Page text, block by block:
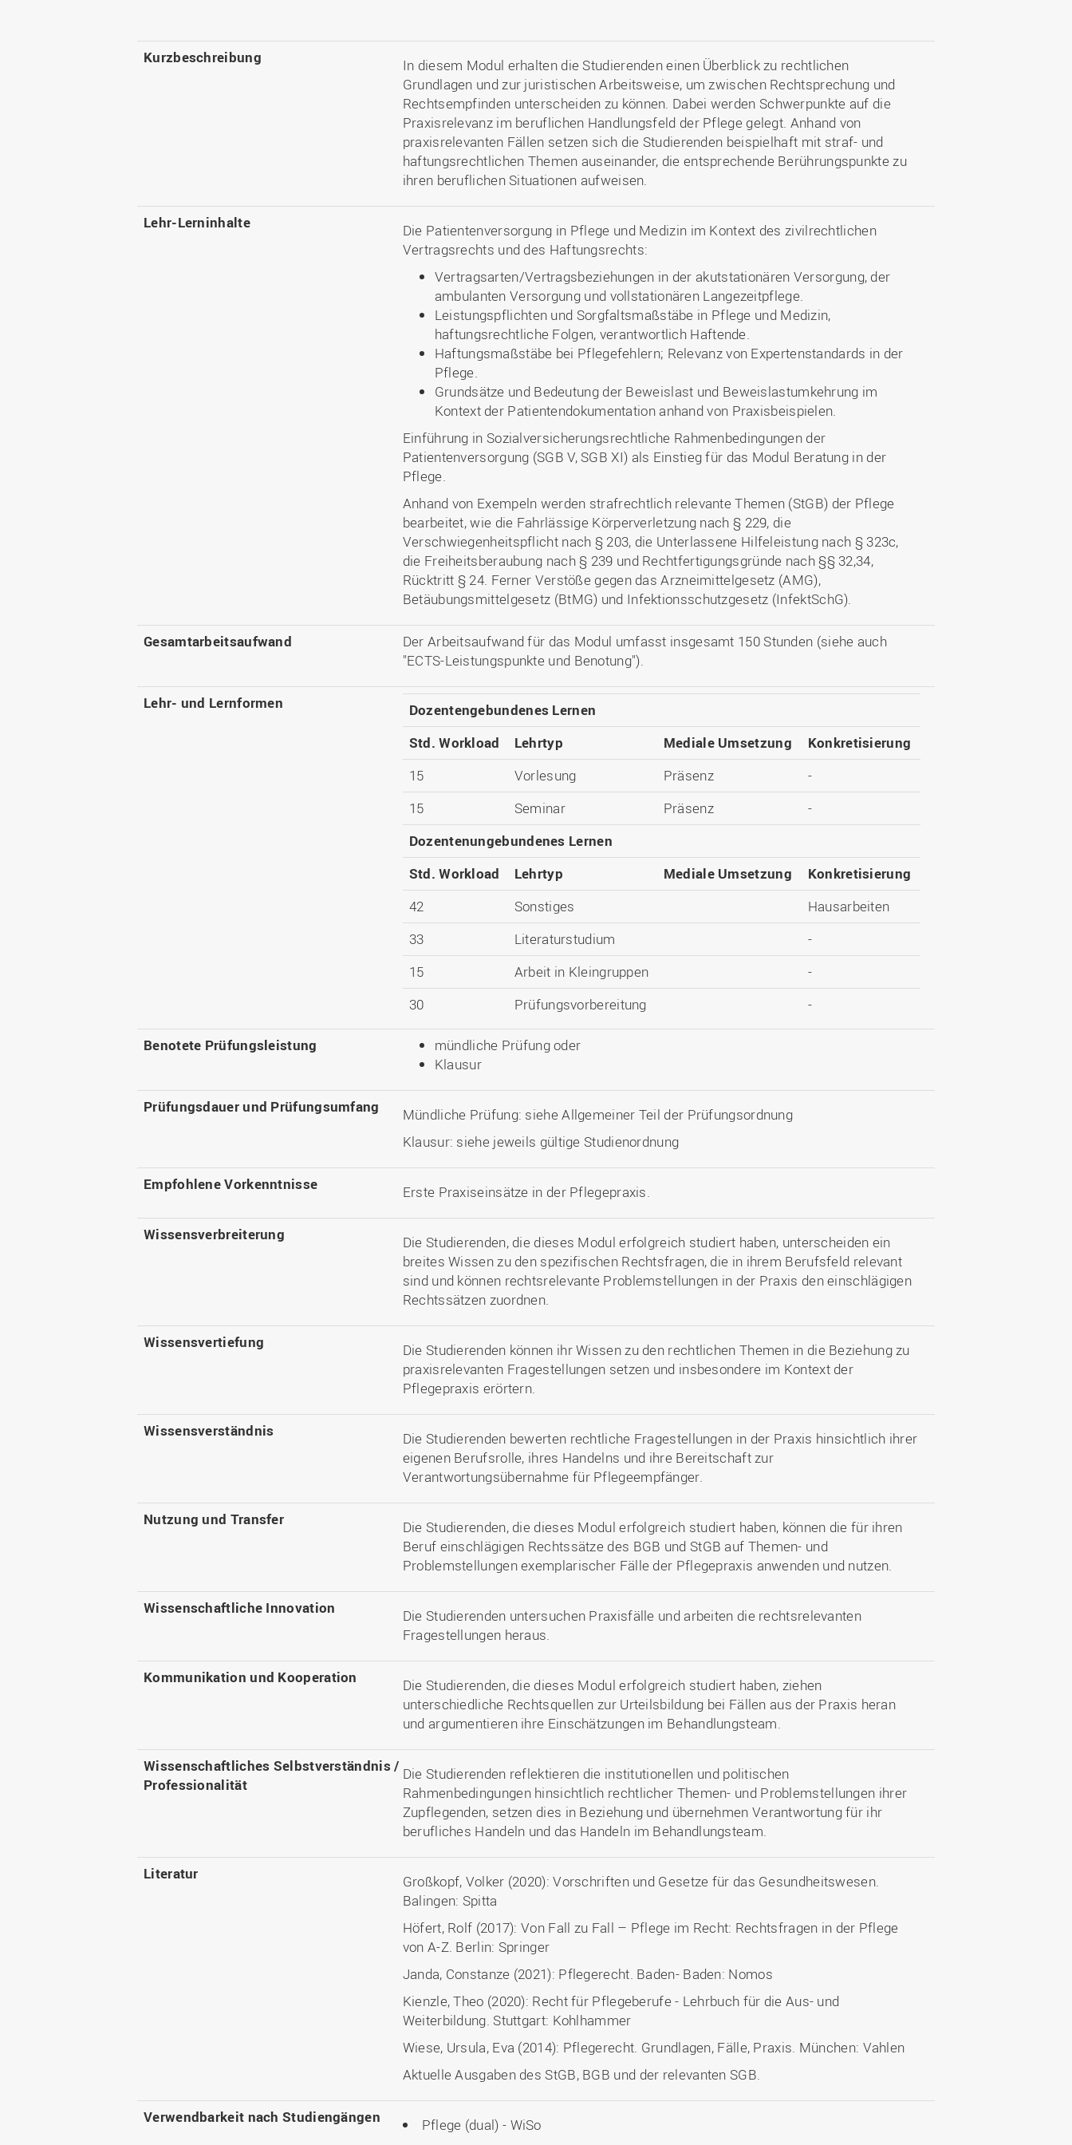
Kurzbeschreibung
In diesem Modul erhalten die Studierenden einen Überblick zu rechtlichen
Grundlagen und zur juristischen Arbeitsweise, um zwischen Rechtsprechung und
Rechtsempfinden unterscheiden zu können. Dabei werden Schwerpunkte auf die
Praxisrelevanz im beruflichen Handlungsfeld der Pflege gelegt. Anhand von
praxisrelevanten Fällen setzen sich die Studierenden beispielhaft mit straf- und
haftungsrechtlichen Themen auseinander, die entsprechende Berührungspunkte zu
ihren beruflichen Situationen aufweisen.
Lehr-Lerninhalte
Die Patientenversorgung in Pflege und Medizin im Kontext des zivilrechtlichen
Vertragsrechts und des Haftungsrechts:
Vertragsarten/Vertragsbeziehungen in der akutstationären Versorgung, der
ambulanten Versorgung und vollstationären Langezeitpflege.
Leistungspflichten und Sorgfaltsmaßstäbe in Pflege und Medizin,
haftungsrechtliche Folgen, verantwortlich Haftende.
Haftungsmaßstäbe bei Pflegefehlern; Relevanz von Expertenstandards in der
Pflege.
Grundsätze und Bedeutung der Beweislast und Beweislastumkehrung im
Kontext der Patientendokumentation anhand von Praxisbeispielen.
Einführung in Sozialversicherungsrechtliche Rahmenbedingungen der
Patientenversorgung (SGB V, SGB XI) als Einstieg für das Modul Beratung in der
Pflege.
Anhand von Exempeln werden strafrechtlich relevante Themen (StGB) der Pflege
bearbeitet, wie die Fahrlässige Körperverletzung nach § 229, die
Verschwiegenheitspflicht nach § 203, die Unterlassene Hilfeleistung nach § 323c,
die Freiheitsberaubung nach § 239 und Rechtfertigungsgründe nach §§ 32,34,
Rücktritt § 24. Ferner Verstöße gegen das Arzneimittelgesetz (AMG),
Betäubungsmittelgesetz (BtMG) und Infektionsschutzgesetz (InfektSchG).
Gesamtarbeitsaufwand
Der Arbeitsaufwand für das Modul umfasst insgesamt 150 Stunden (siehe auch
"ECTS-Leistungspunkte und Benotung").
Lehr- und Lernformen
Dozentengebundenes Lernen
Std. Workload
Lehrtyp Mediale Umsetzung
Konkretisierung
15
Vorlesung Präsenz
-
15
Seminar Präsenz
-
Dozentenungebundenes Lernen
Std. Workload
Lehrtyp Mediale Umsetzung
Konkretisierung
42
Sonstiges
Hausarbeiten
33
Literaturstudium
-
15
Arbeit in Kleingruppen
-
30
Prüfungsvorbereitung -
Benotete Prüfungsleistung
mündliche Prüfung oder
Klausur
Prüfungsdauer und Prüfungsumfang
Mündliche Prüfung: siehe Allgemeiner Teil der Prüfungsordnung
Klausur: siehe jeweils gültige Studienordnung
Empfohlene Vorkenntnisse Erste Praxiseinsätze in der Pflegepraxis.
Wissensverbreiterung
Die Studierenden, die dieses Modul erfolgreich studiert haben, unterscheiden ein
breites Wissen zu den spezifischen Rechtsfragen, die in ihrem Berufsfeld relevant
sind und können rechtsrelevante Problemstellungen in der Praxis den einschlägigen
Rechtssätzen zuordnen.
Wissensvertiefung
Die Studierenden können ihr Wissen zu den rechtlichen Themen in die Beziehung zu
praxisrelevanten Fragestellungen setzen und insbesondere im Kontext der
Pflegepraxis erörtern.
Wissensverständnis
Die Studierenden bewerten rechtliche Fragestellungen in der Praxis hinsichtlich ihrer
eigenen Berufsrolle, ihres Handelns und ihre Bereitschaft zur
Verantwortungsübernahme für Pflegeempfänger.
Nutzung und Transfer
Die Studierenden, die dieses Modul erfolgreich studiert haben, können die für ihren
Beruf einschlägigen Rechtssätze des BGB und StGB auf Themen- und
Problemstellungen exemplarischer Fälle der Pflegepraxis anwenden und nutzen.
Wissenschaftliche Innovation
Die Studierenden untersuchen Praxisfälle und arbeiten die rechtsrelevanten
Fragestellungen heraus.
Kommunikation und Kooperation
Die Studierenden, die dieses Modul erfolgreich studiert haben, ziehen
unterschiedliche Rechtsquellen zur Urteilsbildung bei Fällen aus der Praxis heran
und argumentieren ihre Einschätzungen im Behandlungsteam.
Wissenschaftliches Selbstverständnis /
Professionalität
Die Studierenden reflektieren die institutionellen und politischen
Rahmenbedingungen hinsichtlich rechtlicher Themen- und Problemstellungen ihrer
Zupflegenden, setzen dies in Beziehung und übernehmen Verantwortung für ihr
berufliches Handeln und das Handeln im Behandlungsteam.
Literatur
Großkopf, Volker (2020): Vorschriften und Gesetze für das Gesundheitswesen.
Balingen: Spitta
Höfert, Rolf (2017): Von Fall zu Fall – Pflege im Recht: Rechtsfragen in der Pflege
von A-Z. Berlin: Springer
Janda, Constanze (2021): Pflegerecht. Baden- Baden: Nomos
Kienzle, Theo (2020): Recht für Pflegeberufe - Lehrbuch für die Aus- und
Weiterbildung. Stuttgart: Kohlhammer
Wiese, Ursula, Eva (2014): Pflegerecht. Grundlagen, Fälle, Praxis. München: Vahlen
Aktuelle Ausgaben des StGB, BGB und der relevanten SGB.
Verwendbarkeit nach Studiengängen
Pflege (dual) - WiSo